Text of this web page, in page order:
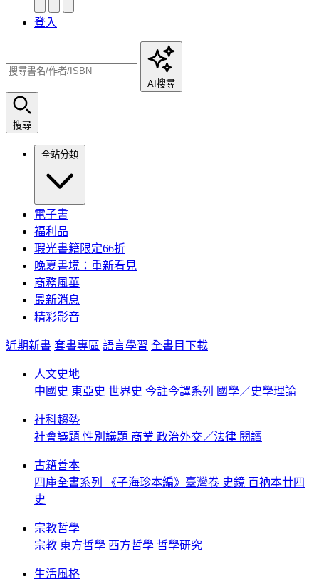
登入
AI搜尋
搜尋
全站分類
電子書
福利品
瑕光書籍限定66折
晚夏書境：重新看見
商務風華
最新消息
精彩影音
近期新書 套書專區 語言學習 全書目下載
人文史地
中國史 東亞史 世界史 今註今譯系列 國學／史學理論
社科趨勢
社會議題 性別議題 商業 政治外交／法律 閱讀
古籍善本
四庫全書系列
《子海珍本編》臺灣卷 史鏡 百衲本廿四
史
宗教哲學
宗教 東方哲學 西方哲學 哲學研究
生活風格